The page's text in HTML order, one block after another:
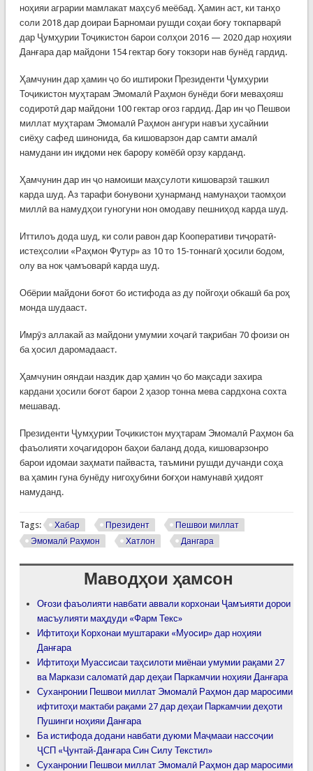
ноҳияи аграрии мамлакат маҳсуб меёбад. Ҳамин аст, ки танҳо
соли 2018 дар доираи Барномаи рушди соҳаи боғу токпарварӣ
дар Ҷумҳурии Тоҷикистон барои солҳои 2016 — 2020 дар ноҳияи
Данғара дар майдони 154 гектар боғу токзори нав бунёд гардид.
Ҳамчунин дар ҳамин ҷо бо иштироки Президенти Ҷумҳурии
Тоҷикистон муҳтарам Эмомалӣ Раҳмон бунёди боғи меваҳояш
содиротӣ дар майдони 100 гектар оғоз гардид. Дар ин ҷо Пешвои
миллат муҳтарам Эмомалӣ Раҳмон ангури навъи ҳусайнии
сиёҳу сафед шинонида, ба кишоварзон дар самти амалӣ
намудани ин иқдоми нек барору комёбӣ орзу карданд.
Ҳамчунин дар ин ҷо намоиши маҳсулоти кишоварзӣ ташкил
карда шуд. Аз тарафи бонувони ҳунарманд намунаҳои таомҳои
миллӣ ва намудҳои гуногуни нон омодаву пешниҳод карда шуд.
Иттилоъ дода шуд, ки соли равон дар Кооперативи тиҷоратӣ-
истеҳсолии «Раҳмон Футур» аз 10 то 15-тоннагӣ ҳосили бодом,
олу ва нок ҷамъоварӣ карда шуд.
Обёрии майдони боғот бо истифода аз ду пойгоҳи обкашӣ ба роҳ
монда шудааст.
Имрӯз аллакай аз майдони умумии хоҷагӣ тақрибан 70 фоизи он
ба ҳосил даромадааст.
Ҳамчунин ояндаи наздик дар ҳамин ҷо бо мақсади захира
кардани ҳосили боғот барои 2 ҳазор тонна мева сардхона сохта
мешавад.
Президенти Ҷумҳурии Тоҷикистон муҳтарам Эмомалӣ Раҳмон ба
фаъолияти хоҷагидорон баҳои баланд дода, кишоварзонро
барои идомаи заҳмати пайваста, таъмини рушди дучанди соҳа
ва ҳамин гуна бунёду нигоҳубини боғҳои намунавӣ ҳидоят
намуданд.
Tags: Хабар Президент
Пешвои миллат
Эмомалӣ Раҳмон
Хатлон Дангара
Маводҳои ҳамсон
Оғози фаъолияти навбати аввали корхонаи Ҷамъияти дорои
масъулияти маҳдуди «Фарм Текс»
Ифтитоҳи Корхонаи муштараки «Муосир» дар ноҳияи
Данғара
Ифтитоҳи Муассисаи таҳсилоти миёнаи умумии рақами 27
ва Маркази саломатӣ дар деҳаи Паркамчии ноҳияи Данғара
Суханронии Пешвои миллат Эмомалӣ Раҳмон дар маросими
ифтитоҳи мактаби рақами 27 дар деҳаи Паркамчии деҳоти
Пушинги ноҳияи Данғара
Ба истифода додани навбати дуюми Маҷмааи нассоҷии
ҶСП «Ҷунтай-Данғара Син Силу Текстил»
Суханронии Пешвои миллат Эмомалӣ Раҳмон дар маросими